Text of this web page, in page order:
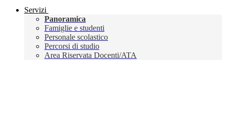
Servizi
Panoramica
Famiglie e studenti
Personale scolastico
Percorsi di studio
Area Riservata Docenti/ATA